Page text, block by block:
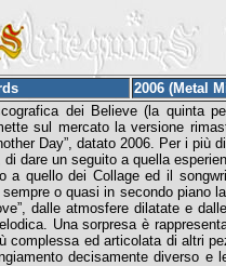
2006 (Metal
dei Believe (la quinta
sul mercato la versione
Day”, datato 2006. Per i
dare un seguito a quella
quello dei Collage ed il
o quasi in secondo piano
dalle atmosfere dilatate e
Una sorpresa è
complessa ed articolata di altri
decisamente diverso e